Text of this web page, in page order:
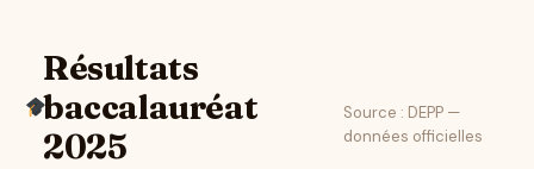
Résultats
baccalauréat
2025
Source : DEPP —
données officielles